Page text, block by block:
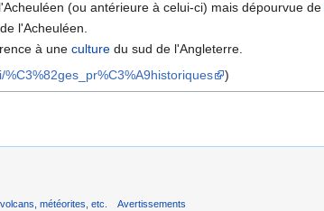
(ou antérieure à celui-ci) mais dépourvue de
l'Acheuléen.
à uneculture du sud de l'Angleterre.
)
météorites, etc. Avertissements